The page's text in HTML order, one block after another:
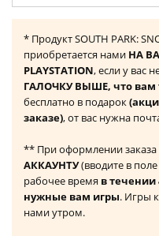
* Продукт SOUTH PARK:
приобретается нами НА
PLAYSTATION, если у вас
ГАЛОЧКУ ВЫШЕ, что вам
бесплатно в подарок
заказе), от вас нужна
** При оформлении заказа
АККАУНТУ(вводите в
рабочее время в течении
нужные вам игры. Игры
нами утром.